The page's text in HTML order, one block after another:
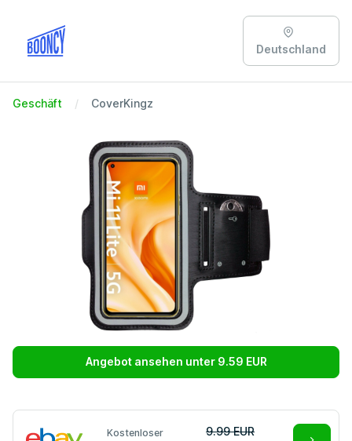
Deutschland
Geschäft CoverKingz
Angebot ansehen unter 9.59 EUR
Kostenloser
9.99 EUR